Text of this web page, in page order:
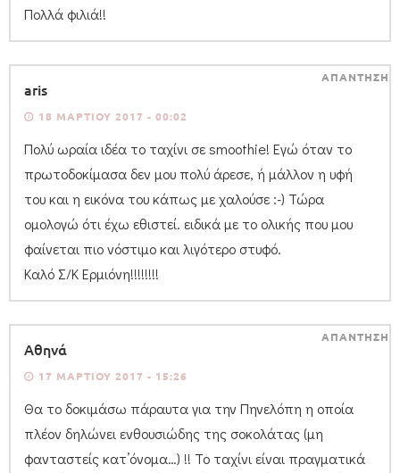
Πολλά φιλιά!!
aris
18 ΜΑΡΤΊΟΥ 2017 - 00:02
Πολύ ωραία ιδέα το ταχίνι σε smoothie! Εγώ όταν το
πρωτοδοκίμασα δεν μου πολύ άρεσε, ή μάλλον η υφή
του και η εικόνα του κάπως με χαλούσε :-) Τώρα
ομολογώ ότι έχω εθιστεί. ειδικά με το ολικής που μου
φαίνεται πιο νόστιμο και λιγότερο στυφό.
Καλό Σ/Κ Ερμιόνη!!!!!!!!
ΑΠΑΝΤΗΣΗ
Αθηνά
17 ΜΑΡΤΊΟΥ 2017 - 15:26
Θα το δοκιμάσω πάραυτα για την Πηνελόπη η οποία
πλέον δηλώνει ενθουσιώδης της σοκολάτας (μη
φανταστείς κατ’όνομα…) !! Το ταχίνι είναι πραγματικά
ΑΠΑΝΤΗΣΗ